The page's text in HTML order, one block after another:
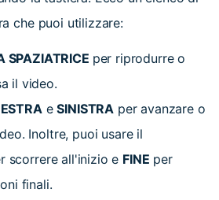
che puoi utilizzare:
SPAZIATRICE per riprodurre o
il video.
e SINISTRA per avanzare o
Inoltre, puoi usare il
scorrere all'inizio e FINE per
finali.